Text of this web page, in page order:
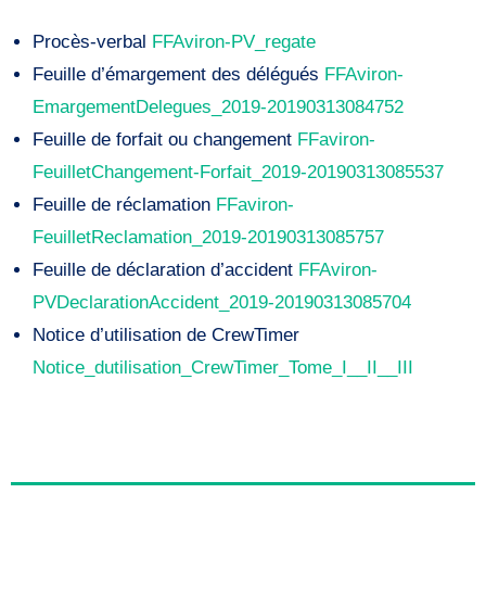
Procès-verbal FFAviron-PV_regate
Feuille d’émargement des délégués FFAviron-
EmargementDelegues_2019-20190313084752
Feuille de forfait ou changement FFaviron-
FeuilletChangement-Forfait_2019-20190313085537
Feuille de réclamation FFaviron-
FeuilletReclamation_2019-20190313085757
Feuille de déclaration d’accident FFAviron-
PVDeclarationAccident_2019-20190313085704
Notice d’utilisation de CrewTimer
Notice_dutilisation_CrewTimer_Tome_I__II__III